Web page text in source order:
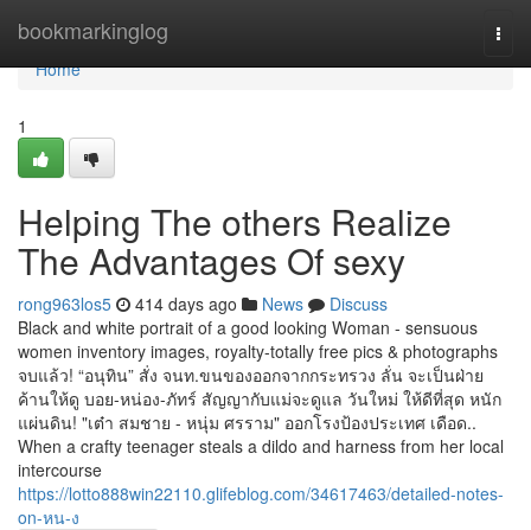
bookmarkinglog
Home
Home
1
Helping The others Realize
The Advantages Of sexy
rong963los5 414 days ago News
Discuss
Black and white portrait of a good looking Woman - sensuous
women inventory images, royalty-totally free pics & photographs
จบแล้ว! “อนุทิน” สั่ง จนท.ขนของออกจากกระทรวง ลั่น จะเป็นฝ่าย
ค้านให้ดู บอย-หน่อง-ภัทร์ สัญญากับแม่จะดูแล วันใหม่ ให้ดีที่สุด หนัก
แผ่นดิน! "เต๋า สมชาย - หนุ่ม ศรราม" ออกโรงป้องประเทศ เดือด..
When a crafty teenager steals a dildo and harness from her local
intercourse
https://lotto888win22110.glifeblog.com/34617463/detailed-notes-
on-หน-ง